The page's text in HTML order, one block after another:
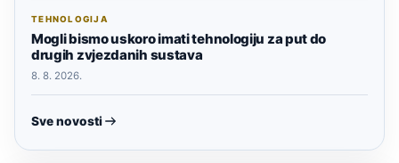
TEHNOLOGIJA
Mogli bismo uskoro imati tehnologiju za put do
drugih zvjezdanih sustava
8. 8. 2026.
Sve novosti